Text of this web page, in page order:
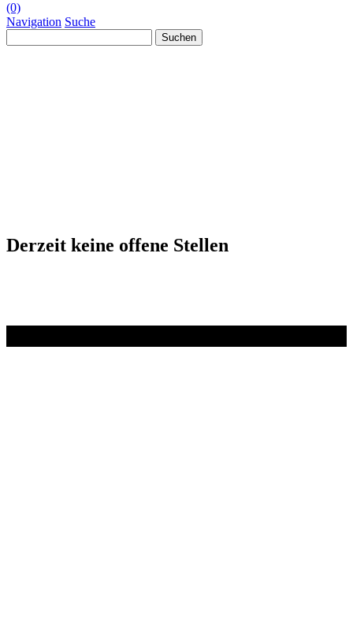
(0)
Navigation Suche
nach:
Derzeit keine offene Stellen